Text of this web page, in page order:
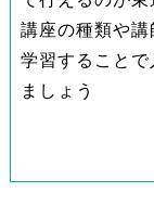
講座の種類や
学習すること
ましょう